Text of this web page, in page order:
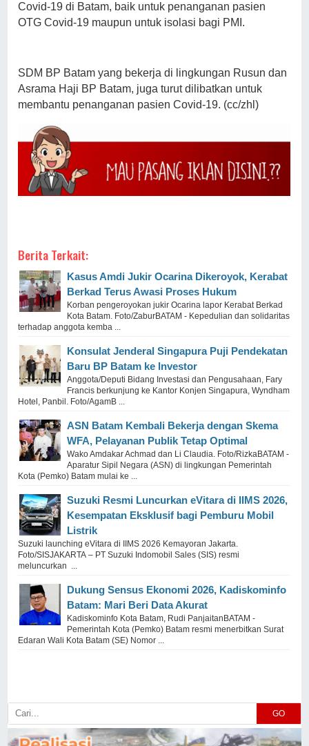
Covid-19 di Batam, baik untuk penanganan pasien
OTG Covid-19 maupun untuk isolasi bagi PMI.
SDM BP Batam yang bekerja di lingkungan Rusun dan
Asrama Haji BP Batam, juga turut dilibatkan untuk
membantu penanganan pasien Covid-19. (cc/zhl)
Berita Terkait:
Kasus Amdi Jukir Ocarina Dikeroyok, Kerabat
Berkad Terus Awasi Proses Hukum
Korban pengeroyokan jukir Ocarina lapor Kerabat Berkad
Kota Batam. Foto/ZaburBATAM - Kepedulian dan solidaritas
terhadap anggota kemba ...
Konsulat Jenderal Singapura Puji Pendekatan
Baru BP Batam ke Investor
Anggota/Deputi Bidang Investasi dan Pengusahaan, Fary
Francis berkunjung ke Kantor Konjen Singapura, Wyndham
Hotel, Panbil. Foto/AgamB ...
ASN Batam Kembali Bekerja dengan Skema
WFA, Pelayanan Publik Tetap Optimal
Wako Amdakar Achmad dan Li Claudia. Foto/RizkaBATAM -
Aparatur Sipil Negara (ASN) di lingkungan Pemerintah
Kota (Pemko) Batam mulai ke ...
Suzuki Resmi Luncurkan eVitara di IIMS 2026,
Kesempatan Eksklusif bagi Pemburu Mobil
Listrik
Suzuki launching eVitara di IIMS 2026 Kemayoran Jakarta.
Foto/SISJAKARTA – PT Suzuki Indomobil Sales (SIS) resmi
meluncurkan ...
Dukung Sensus Ekonomi 2026, Kadiskominfo
Batam: Mari Beri Data Akurat
Kadiskominfo Kota Batam, Rudi PanjaitanBATAM -
Pemerintah Kota (Pemko) Batam resmi menerbitkan Surat
Edaran Wali Kota Batam (SE) Nomor ...
GO